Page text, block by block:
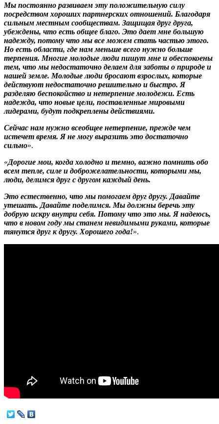
Мы постоянно развиваем эту положительную силу
посредством хороших партнерских отношений. Благодаря
сильным местным сообществам. Защищая друг друга,
убеждены, что есть общее благо. Это дает мне большую
надежду, потому что мы все можем стать частью этого.
Но есть области, где нам меньше всего нужно больше
терпения. Многие молодые люди пишут мне и обеспокоены
тем, что мы недостаточно делаем для заботы о природе и
нашей земле. Молодые люди бросают взрослых, которые
действуют недостаточно решительно и быстро. Я
разделяю беспокойство и нетерпение молодежи. Есть
надежда, что новые цели, поставленные мировыми
лидерами, будут подкреплены действиями.
Сейчас нам нужно всеобщее нетерпение, прежде чем
истечет время. Я не могу выразить это достаточно
сильно».
«Дорогие мои, когда холодно и темно, важно помнить обо
всем тепле, силе и доброжелательности, которыми мы,
люди, делимся друг с другом каждый день.
Это естественно, что мы помогаем друг другу. Давайте
утешать. Давайте поделимся. Мы должны беречь эту
добрую искру внутри себя. Потому что это мы. Я надеюсь,
что в новом году мы станем невидимыми руками, которые
тянутся друг к другу. Хорошего года!».